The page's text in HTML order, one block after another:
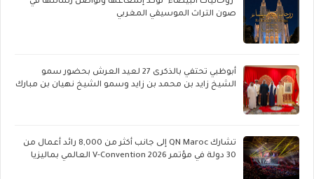
"روحانيات البيضاء" تؤكد إشعاعها وتواصل رسالتها في
صون التراث الموسيقي المغربي
أبوظبي تحتفي بالذكرى 27 لعيد العرش بحضور سمو
الشيخ زايد بن محمد بن زايد وسمو الشيخ نهيان بن مبارك
تشارك QN Maroc إلى جانب أكثر من 8,000 رائد أعمال من
30 دولة في مؤتمر V-Convention 2026 العالمي بماليزيا